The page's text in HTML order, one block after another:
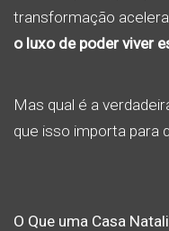
transformação
o luxo de poder viver
Mas qual é a
que isso importa para
O Que uma Casa